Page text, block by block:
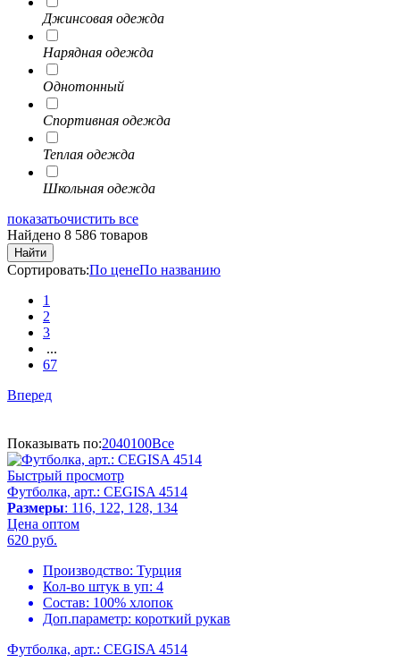
Джинсовая одежда
Нарядная одежда
Однотонный
Спортивная одежда
Теплая одежда
Школьная одежда
показатьочистить все
Найдено 8 586 товаров
Найти
Сортировать:По ценеПо названию
1
2
3
...
67
Вперед
Показывать по:2040100Все
Быстрый просмотр
Футболка, арт.: CEGISA 4514
Размеры: 116, 122, 128, 134
Цена оптом
620 руб.
Производство: Турция
Кол-во штук в уп: 4
Состав: 100% хлопок
Доп.параметр: короткий рукав
Футболка, арт.: CEGISA 4514